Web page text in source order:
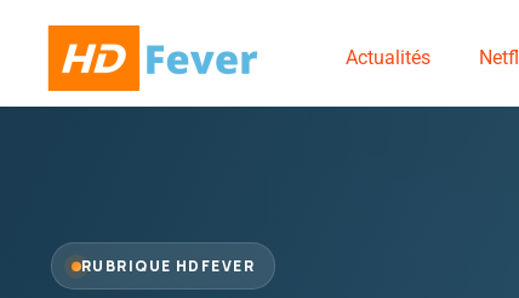
Actualités
RUBRIQUE HDFEVER